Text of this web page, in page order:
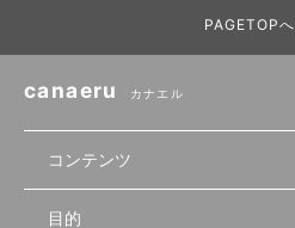
PAGETOPへ
canaeru カナエル
コンテンツ
無料開業相談
目的